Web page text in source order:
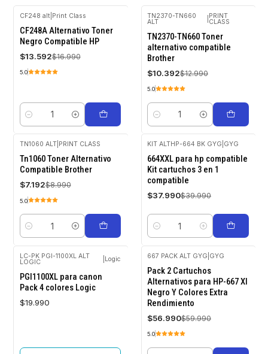
-20%
OFF
CF248 alt| Print Class
CF248A Alternativo Toner
Negro Compatible HP
$13.592$16.990
5.0
Cantidad
OFF
TN2370-TN660
ALT
PRINT
CLASS
TN2370-TN660 Toner
alternativo compatible
Brother
$10.392$12.990
5.0
Cantidad
-20%
OFF
TN1060 ALT| PRINT CLASS
Tn1060 Toner Alternativo
Compatible Brother
$7.192$8.990
5.0
Cantidad
-5%
OFF
KIT ALTHP-664 BK GYG GYG
664XXL para hp compatible
Kit cartuchos 3 en 1
compatible
$37.990$39.990
Cantidad
Agotado
LC-PK PGI-1100XL ALT
LOGIC Logic
PGI1100XL para canon
Pack 4 colores Logic
$19.990
-5%
OFF
667 PACK ALT GYG GYG
Pack 2 Cartuchos
Alternativos para HP-667 Xl
Negro Y Colores Extra
Rendimiento
$56.990$59.990
5.0